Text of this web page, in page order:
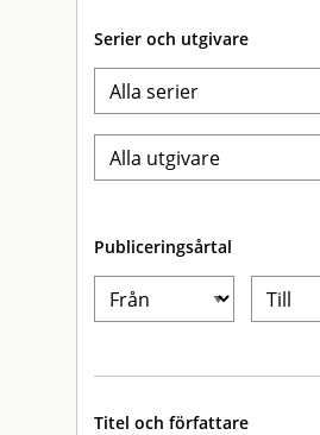
Serier och utgivare
Publiceringsårtal
Titel och författare